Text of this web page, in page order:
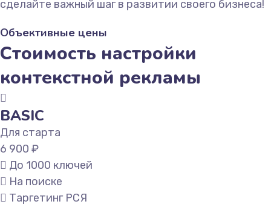
сделайте важный шаг в развитии своего бизнеса!
Объективные цены
Стоимость настройки
контекстной рекламы
BASIC
Для старта
6 900 ₽
До 1000 ключей
На поиске
Таргетинг РСЯ